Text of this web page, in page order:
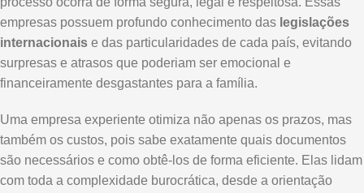
empresas possuem profundo conhecimento das legislações
internacionais e das particularidades de cada país, evitando
surpresas e atrasos que poderiam ser emocional e
financeiramente desgastantes para a família.
Uma empresa experiente otimiza não apenas os prazos, mas
também os custos, pois sabe exatamente quais documentos
são necessários e como obtê-los de forma eficiente. Elas lidam
com toda a complexidade burocrática, desde a orientação